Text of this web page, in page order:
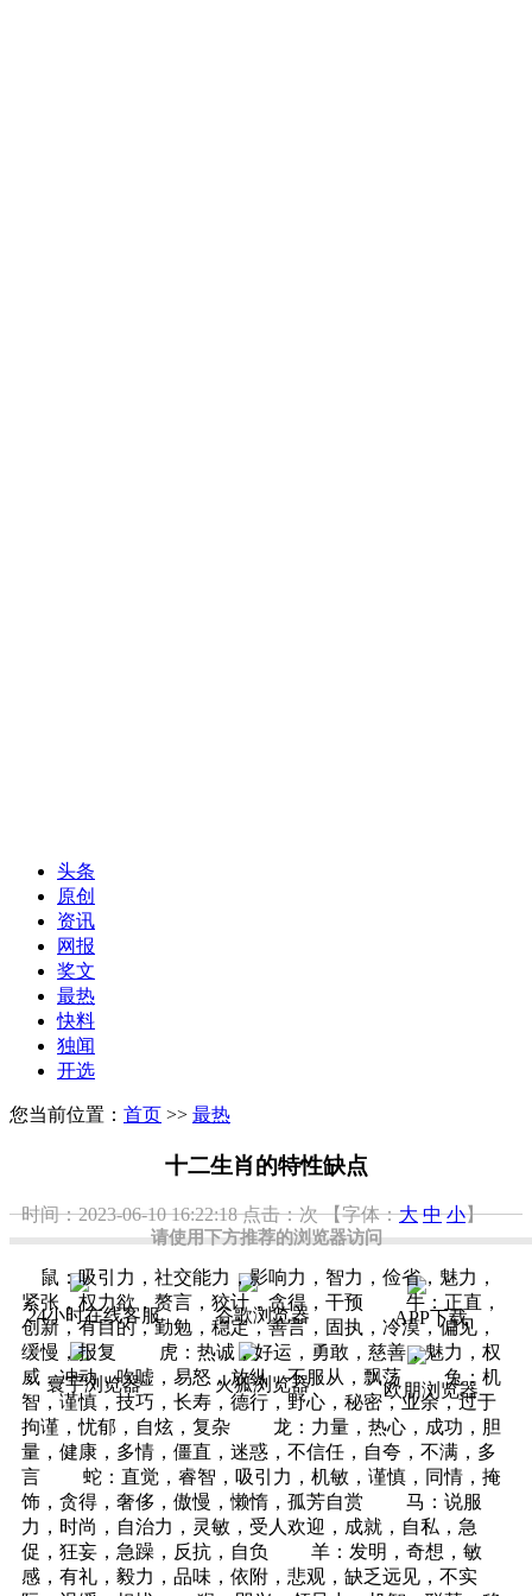
请使用下方推荐的浏览器访问
24小时在线客服 谷歌浏览器 APP下载
寰宇浏览器 火狐浏览器 欧朋浏览器
头条
原创
资讯
网报
奖文
最热
快料
独闻
开选
您当前位置： 首页 >> 最热
十二生肖的特性缺点
时间：2023-06-10 16:22:18点击：次 【字体：大 中 小】
鼠：吸引力，社交能力，影响力，智力，俭省，魅力，
紧张，权力欲，赘言，狡计，贪得，干预 牛：正直，
创新，有目的，勤勉，稳定，善言，固执，冷漠，偏见，
缓慢，报复 虎：热诚，好运，勇敢，慈善，魅力，权
威，冲动，吹嘘，易怒，放纵，不服从，飘荡 兔：机
智，谨慎，技巧，长寿，德行，野心，秘密，业余，过于
拘谨，忧郁，自炫，复杂 龙：力量，热心，成功，胆
量，健康，多情，僵直，迷惑，不信任，自夸，不满，多
言 蛇：直觉，睿智，吸引力，机敏，谨慎，同情，掩
饰，贪得，奢侈，傲慢，懒惰，孤芳自赏 马：说服
力，时尚，自治力，灵敏，受人欢迎，成就，自私，急
促，狂妄，急躁，反抗，自负 羊：发明，奇想，敏
感，有礼，毅力，品味，依附，悲观，缺乏远见，不实